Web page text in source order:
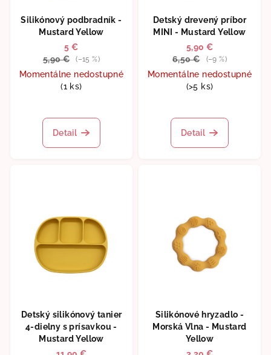
Silikónový podbradník -
Mustard Yellow
5 €
5,90 €
(–15 %)
Momentálne nedostupné
(1 ks)
Detail
Detský drevený príbor
MINI - Mustard Yellow
5,90 €
6,50 €
(–9 %)
Momentálne nedostupné
(>5 ks)
Detail
Detský silikónový tanier
4-dielny s prísavkou -
Mustard Yellow
Silikónové hryzadlo -
Morská Vlna - Mustard
Yellow